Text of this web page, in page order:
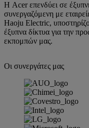
Η Acer επενδύει σε
συνεργαζόμενη με
Haoju Electric,
έξυπνα δίκτυα για την
εκπομπών μας.
Οι συνεργάτες μας